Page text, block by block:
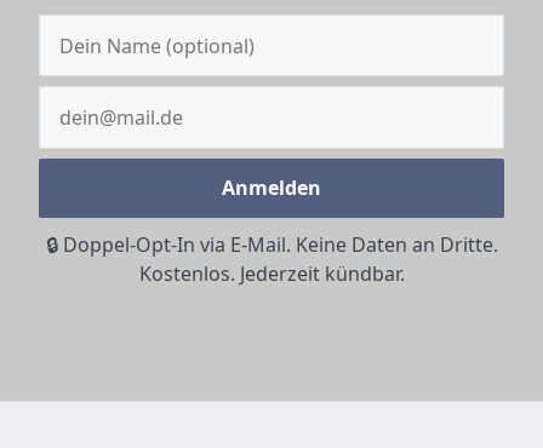
Anmelden
🔒 Doppel-Opt-In via E-Mail. Keine Daten an Dritte.
Kostenlos. Jederzeit kündbar.